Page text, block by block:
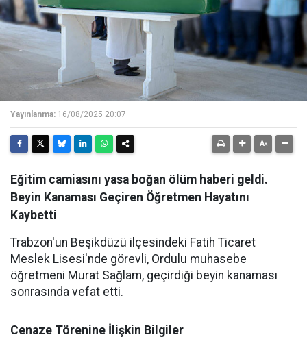
Yayınlanma: 16/08/2025 20:07
Eğitim camiasını yasa boğan ölüm haberi geldi.
Beyin Kanaması Geçiren Öğretmen Hayatını
Kaybetti
Trabzon'un Beşikdüzü ilçesindeki Fatih Ticaret
Meslek Lisesi'nde görevli, Ordulu muhasebe
öğretmeni Murat Sağlam, geçirdiği beyin kanaması
sonrasında vefat etti.
Cenaze Törenine İlişkin Bilgiler